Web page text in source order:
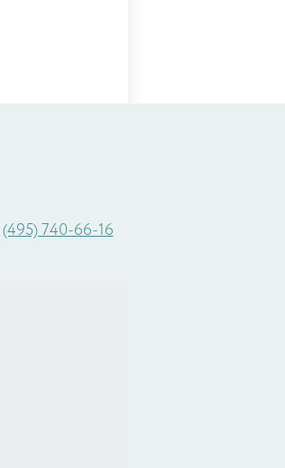
(495) 740-66-16